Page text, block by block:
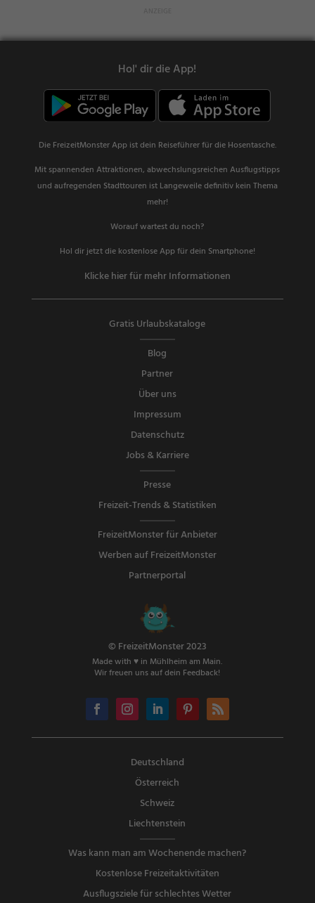
Hol' dir die App!
Die FreizeitMonster App ist dein Reiseführer für die Hosentasche.
Mit spannenden Attraktionen, abwechslungsreichen Ausflugstipps
und aufregenden Stadttouren ist Langeweile definitiv kein Thema
mehr!
Worauf wartest du noch?
Hol dir jetzt die kostenlose App für dein Smartphone!
Klicke hier für mehr Informationen
Gratis Urlaubskataloge
Blog
Partner
Über uns
Impressum
Datenschutz
Jobs & Karriere
Presse
Freizeit-Trends & Statistiken
FreizeitMonster für Anbieter
Werben auf FreizeitMonster
Partnerportal
© FreizeitMonster 2023
Made with ♥ in Mühlheim am Main.
Wir freuen uns auf dein Feedback!
Deutschland
Österreich
Schweiz
Liechtenstein
Was kann man am Wochenende machen?
Kostenlose Freizeitaktivitäten
Ausflugsziele für schlechtes Wetter